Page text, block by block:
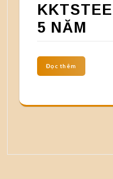
5 NĂM
Đọc thêm